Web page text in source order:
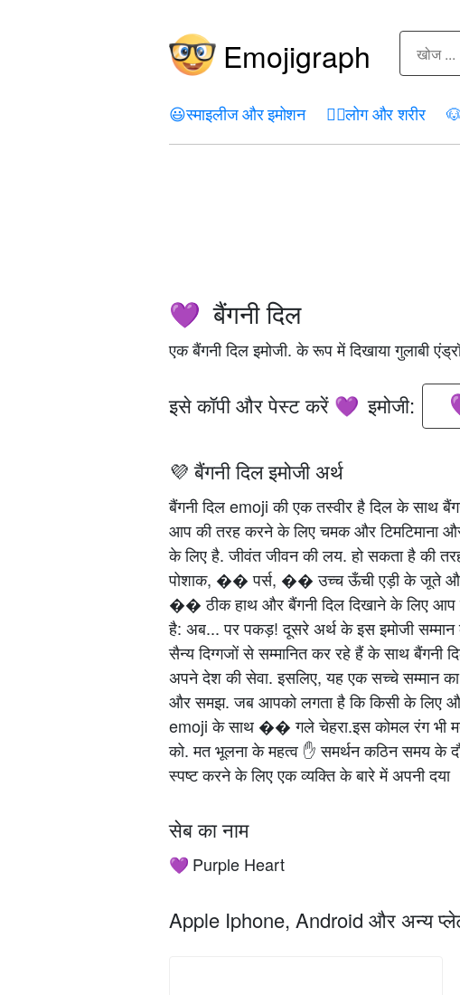
Emojigraph
😃स्माइलीज और इमोशन 🤦‍♀️लोग और शरीर
💜 बैंगनी दिल
एक बैंगनी दिल इमोजी. के रूप में दिखाया गुलाबी
इसे कॉपी और पेस्ट करें 💜 इमोजी:
💜 बैंगनी दिल इमोजी अर्थ
बैंगनी दिल emoji की एक तस्वीर है दिल के साथ
आप की तरह करने के लिए चमक और टिमटिमाना
के लिए है. जीवंत जीवन की लय. हो सकता है की
पोशाक, �� पर्स, �� उच्च ऊँची एड़ी के जूते
�� ठीक हाथ और बैंगनी दिल दिखाने के लिए
है: अब... पर पकड़! दूसरे अर्थ के इस इमोजी सम्मान
सैन्य दिग्गजों से सम्मानित कर रहे हैं के साथ
अपने देश की सेवा. इसलिए, यह एक सच्चे सम्मान
और समझ. जब आपको लगता है कि किसी के लिए
emoji के साथ �� गले चेहरा.इस कोमल रंग भी
को. मत भूलना के महत्व ✋ समर्थन कठिन समय के
स्पष्ट करने के लिए एक व्यक्ति के बारे में अपनी दया
सेब का नाम
💜 Purple Heart
Apple Iphone, Android और अन्य